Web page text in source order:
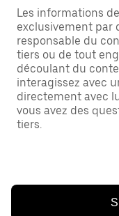
Les informations
exclusivement par
responsable du
tiers ou de tout
découlant du
interagissez avec
directement avec
vous avez des
tiers.